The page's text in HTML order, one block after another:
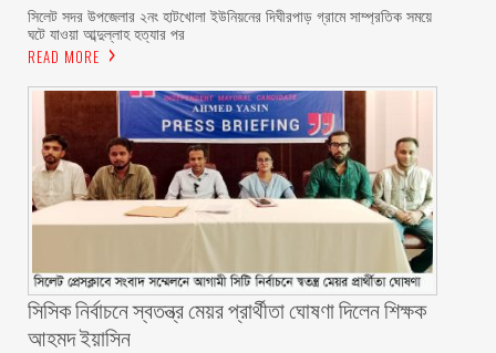
সিলেট সদর উপজেলার ২নং হাটখোলা ইউনিয়নের দিঘীরপাড় গ্রামে সাম্প্রতিক সময়ে
ঘটে যাওয়া আব্দুল্লাহ হত্যার পর
READ MORE
সিসিক নির্বাচনে স্বতন্ত্র মেয়র প্রার্থীতা ঘোষণা দিলেন শিক্ষক
আহমদ ইয়াসিন